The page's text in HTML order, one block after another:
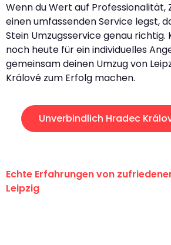
Wenn du Wert auf Professionalität,
einen umfassenden Service legst,
Stein Umzugsservice genau richtig.
noch heute für ein individuelles
gemeinsam deinen Umzug von
Králové zum Erfolg machen.
Unverbindlich Hradec
Echte Erfahrungen von
Leipzig